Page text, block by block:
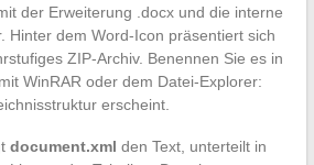
der Erweiterung .docx und die interne
Hinter dem Word-Icon präsentiert sich
ZIP-Archiv. Benennen Sie es in
WinRAR oder dem Datei-Explorer:
erscheint.
document.xml den Text, unterteilt in